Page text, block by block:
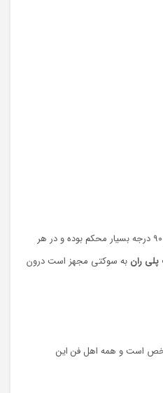
۹۰ درجه بسیار محکم بوده و در هر
ران به سوکتی مجهز است درون
است و همه اهل فن این